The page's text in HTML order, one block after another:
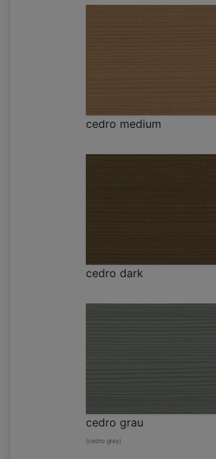
cedro medium
cedro dark
cedro grau
(cedro grey)